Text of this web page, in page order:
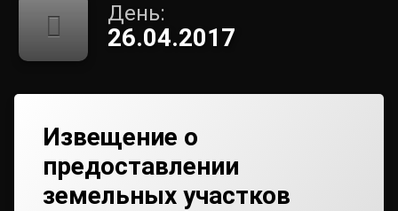
День:
26.04.2017
Извещение о
предоставлении
земельных участков